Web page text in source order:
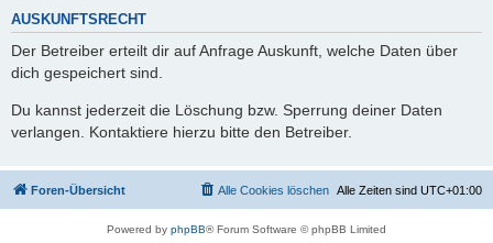
AUSKUNFTSRECHT
Der Betreiber erteilt dir auf Anfrage Auskunft, welche Daten über
dich gespeichert sind.
Du kannst jederzeit die Löschung bzw. Sperrung deiner Daten
verlangen. Kontaktiere hierzu bitte den Betreiber.
Foren-Übersicht Alle Zeiten sind UTC+01:00
Alle Cookies löschen
Powered by phpBB® Forum Software © phpBB Limited